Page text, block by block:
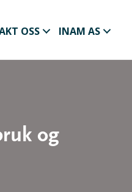
OSS INAM AS
og